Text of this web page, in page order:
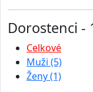
Dorostenci -
Celkové
Muži (5)
Ženy (1)